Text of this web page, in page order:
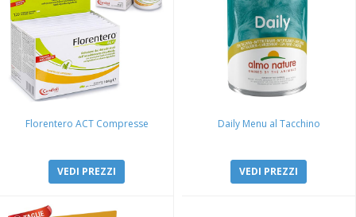
Florentero ACT Compresse
VEDI PREZZI
Daily Menu al Tacchino
VEDI PREZZI